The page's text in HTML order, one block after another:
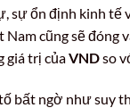
sự ổn định kinh tế
cũng sẽ đóng
giá trị củaVNDso
bất ngờ như suy